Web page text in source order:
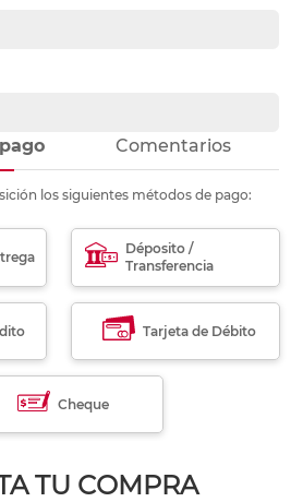
Comentarios
los siguientes métodos de pago:
Déposito /
Transferencia
Tarjeta de Débito
Cheque
TU COMPRA